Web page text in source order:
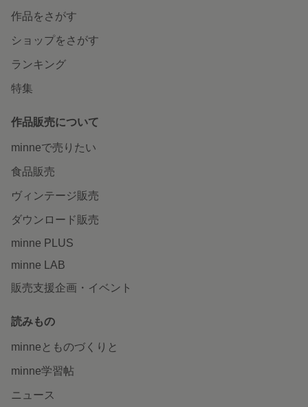
作品をさがす
ショップをさがす
ランキング
特集
作品販売について
minneで売りたい
食品販売
ヴィンテージ販売
ダウンロード販売
minne PLUS
minne LAB
販売支援企画・イベント
読みもの
minneとものづくりと
minne学習帖
ニュース